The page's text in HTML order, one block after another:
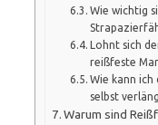
Wie wichtig
Lohnt sich
reißfeste
Wie kann ich
selbst
Warum sind